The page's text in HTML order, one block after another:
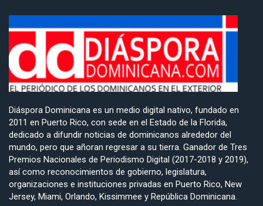
Diáspora Dominicana es un medio digital nativo, fundado en
2011 en Puerto Rico, con sede en el Estado de la Florida,
dedicado a difundir noticias de dominicanos alrededor del
mundo, pero que añoran regresar a su tierra. Ganador de Tres
Premios Nacionales de Periodismo Digital (2017-2018 y 2019),
así como reconocimientos de gobierno, legislatura,
organizaciones e instituciones privadas en Puerto Rico, New
Jersey, Miami, Orlando, Kissimmee y República Dominicana.